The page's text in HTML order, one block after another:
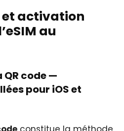
activation
au
code —
pour iOS et